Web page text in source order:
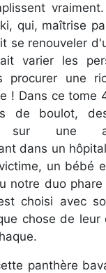
qui, maîtrise
se renouveler
varier les
procurer une
! Dans ce tome
de boulot,
sur une
dans un
un bébé
notre duo phare
choisi avec
chose de leur
panthère